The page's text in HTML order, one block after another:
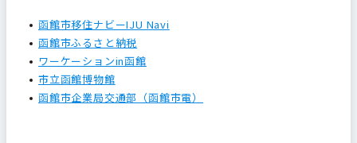
函館市移住ナビーIJU Navi
函館市ふるさと納税
ワーケーションin函館
市立函館博物館
函館市企業局交通部（函館市電）